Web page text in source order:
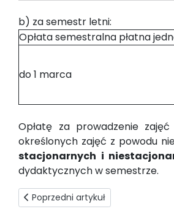
b) za semestr letni:
Opłata semestralna płatna
do 1
Opłatę za prowadzenie
określonych zajęć z powodu
stacjonarnych i
dydaktycznych w semestrze.
Poprzedni artykuł: Wystawienie
Poprzedni artykuł